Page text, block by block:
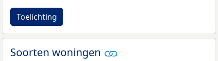
Toelichting
Soorten woningen